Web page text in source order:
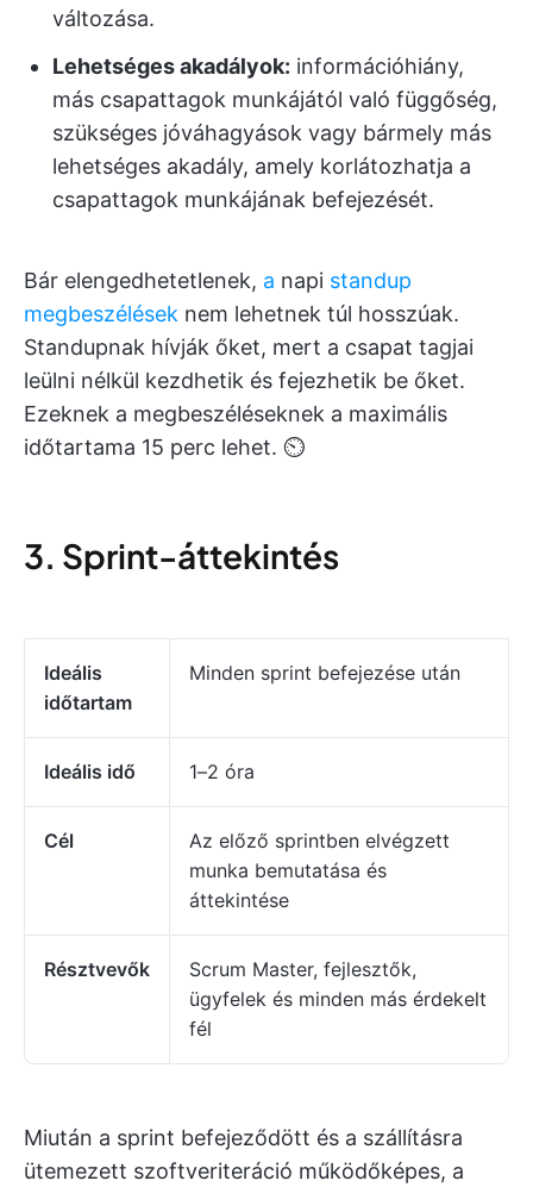
változása.
Lehetséges akadályok: információhiány,
más csapattagok munkájától való függőség,
szükséges jóváhagyások vagy bármely más
lehetséges akadály, amely korlátozhatja a
csapattagok munkájának befejezését.
Bár elengedhetetlenek, a napi standup
megbeszélések nem lehetnek túl hosszúak.
Standupnak hívják őket, mert a csapat tagjai
leülni nélkül kezdhetik és fejezhetik be őket.
Ezeknek a megbeszéléseknek a maximális
időtartama 15 perc lehet. ⏲️
3. Sprint-áttekintés
Ideális
időtartam
Minden sprint befejezése után
Ideális idő 1–2 óra
Cél
Az előző sprintben elvégzett
munka bemutatása és
áttekintése
Résztvevők
Scrum Master, fejlesztők,
ügyfelek és minden más érdekelt
fél
Miután a sprint befejeződött és a szállításra
ütemezett szoftveriteráció működőképes, a